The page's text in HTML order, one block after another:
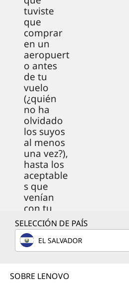
tuviste
que
comprar
en un
aeropuert
o antes
de tu
vuelo
(¿quién
no ha
olvidado
los suyos
al menos
una vez?),
hasta los
aceptable
s que
venían
con tu
smartpho
ne,
probable
mente
una
SELECCIÓN DE PAÍS
EL SALVADOR
SOBRE LENOVO